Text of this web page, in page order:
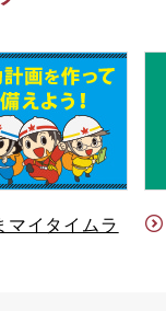
マイタイムラ